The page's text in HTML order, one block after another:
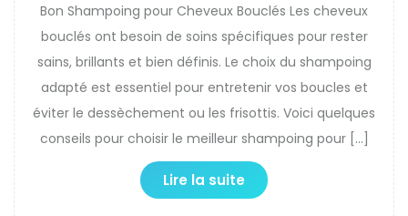
Bon Shampoing pour Cheveux Bouclés Les cheveux
bouclés ont besoin de soins spécifiques pour rester
sains, brillants et bien définis. Le choix du shampoing
adapté est essentiel pour entretenir vos boucles et
éviter le dessèchement ou les frisottis. Voici quelques
conseils pour choisir le meilleur shampoing pour […]
Lire la suite